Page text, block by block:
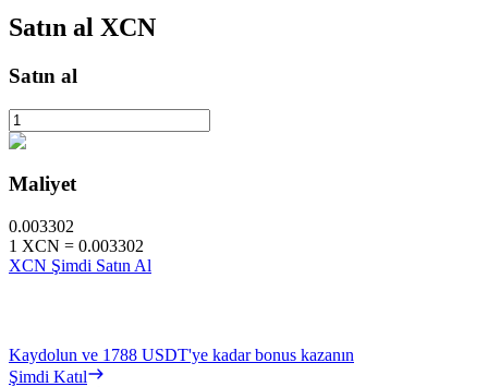
Satın al XCN
Satın al
Maliyet
0.003302
1 XCN = 0.003302
XCN Şimdi Satın Al
Kaydolun ve 1788 USDT'ye kadar bonus kazanın
Şimdi Katıl